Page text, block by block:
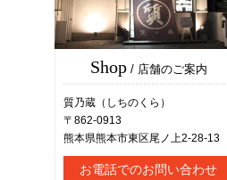
Shop/ 店舗のご案内
質乃蔵（しちのくら）
〒862-0913
熊本県熊本市東区尾ノ上2-28-13
お電話でのお問い合わせ